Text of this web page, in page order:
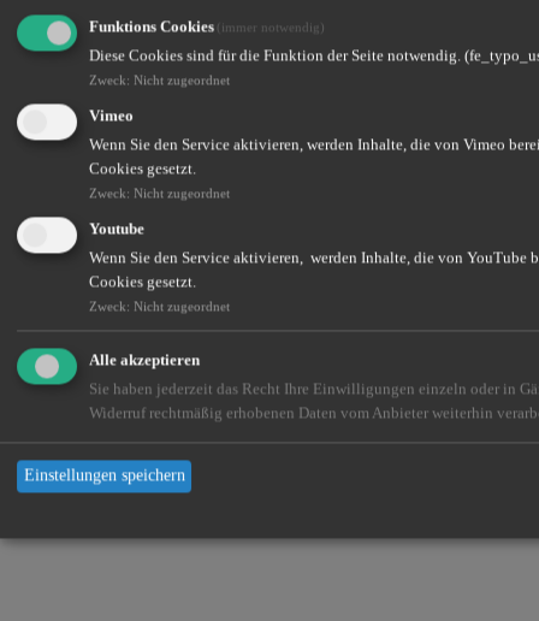
Funktions Cookies (immer notwendig)
Diese Cookies sind für die Funktion der Seite notwendig.
Zweck: Nicht zugeordnet
Vimeo
Wenn Sie den Service aktivieren, werden Inhalte, die von Vimeo
Cookies gesetzt.
Zweck: Nicht zugeordnet
Youtube
Wenn Sie den Service aktivieren, werden Inhalte, die von YouTube
Cookies gesetzt.
Zweck: Nicht zugeordnet
Alle akzeptieren
Sie haben jederzeit das Recht Ihre Einwilligungen einzeln oder in
Widerruf rechtmäßig erhobenen Daten vom Anbieter weiterhin
Einstellungen speichern